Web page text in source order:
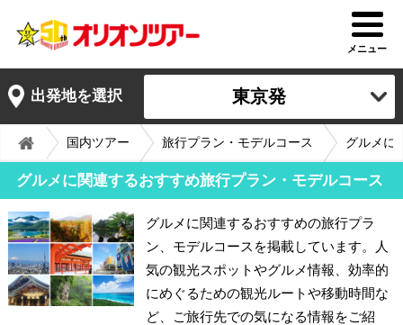
メニュー
出発地を選択 東京発
国内ツアー 旅行プラン・モデルコース グルメに
グルメに関連するおすすめ旅行プラン・モデルコース
グルメに関連するおすすめの旅行プラ
ン、モデルコースを掲載しています。人
気の観光スポットやグルメ情報、効率的
にめぐるための観光ルートや移動時間な
ど、ご旅行先での気になる情報をご紹